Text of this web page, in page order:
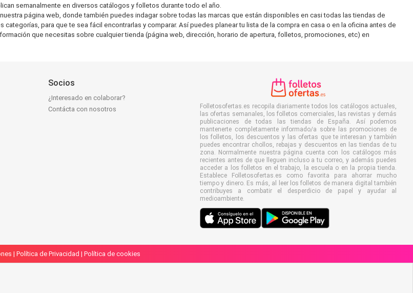
semanalmente en diversos catálogos y folletos durante todo el año.
página web, donde también puedes indagar sobre todas las marcas que están disponibles en casi todas las tiendas de
para que te sea fácil encontrarlas y comparar. Así puedes planear tu lista de la compra en casa o en la oficina antes de
que necesitas sobre cualquier tienda (página web, dirección, horario de apertura, folletos, promociones, etc) en
Socios
¿Interesado en colaborar?
Contácta con nosotros
Folletosofertas.es recopila diariamente todos los catálogos actuales,
las ofertas semanales, los folletos comerciales, las revistas y demás
publicaciones de todas las tiendas de España. Así podemos
mantenerte completamente informado/a sobre las promociones de
los folletos, los descuentos y las ofertas que te interesan y también
puedes encontrar chollos, rebajas y descuentos en las tiendas de tu
zona. Normalmente nuestra página cuenta con los catálogos más
recientes antes de que lleguen incluso a tu correo, y además puedes
acceder a los folletos en el trabajo, la escuela o en la propia tienda.
Establece Folletosofertas.es como favorita para ahorrar mucho
tiempo y dinero. Es más, al leer los folletos de manera digital también
contribuyes a combatir el desperdicio de papel y ayudar al
medioambiente.
| Política de Privacidad | Política de cookies